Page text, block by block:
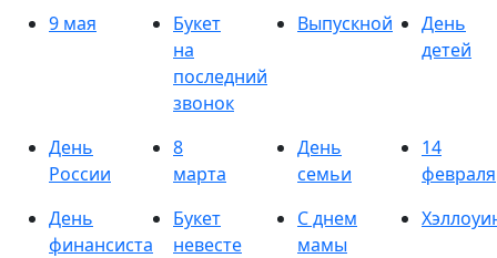
9 мая
Букет
на
последний
звонок
Выпускной
День
детей
День
России
8
марта
День
семьи
14
февраля
День
финансиста
Букет
невесте
С днем
мамы